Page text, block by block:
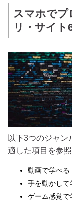
スマホでプ
リ・サイト
以下3つのジャン
適した項目を参照
動画で学べる
手を動かして
ゲーム感覚で